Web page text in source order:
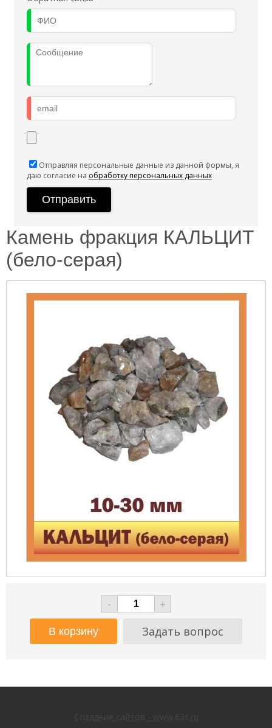
Отправляя персональные данные из данной формы, я
даю согласие на обработку персональных данных
Камень фракция КАЛЬЦИТ
(бело-серая)
-
+
Задать вопрос
Создание сайтов - www.63s.ru